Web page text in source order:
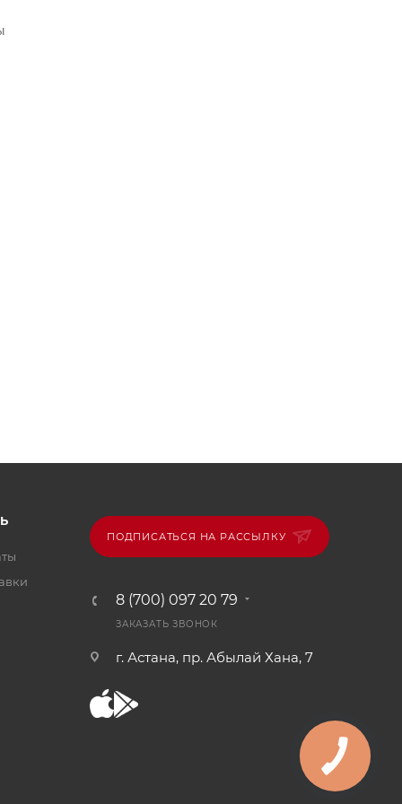
ПОДПИСАТЬСЯ НА РАССЫЛКУ
8 (700) 097 20 79
ЗАКАЗАТЬ ЗВОНОК
г. Астана, пр. Абылай Хана, 7